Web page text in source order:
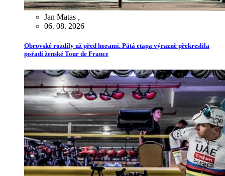
Jan Matas ,
06. 08. 2026
Obrovské rozdíly už před horami. Pátá etapa výrazně překreslila
pořadí ženské Tour de France